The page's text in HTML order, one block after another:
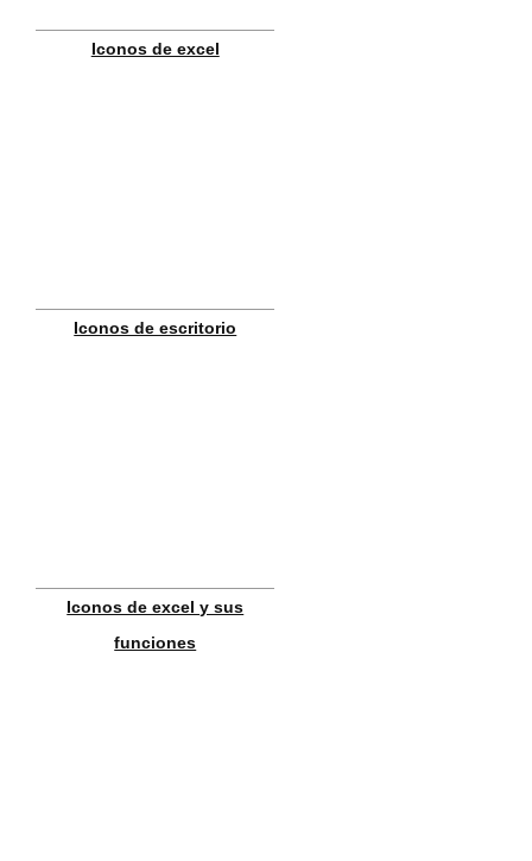
Iconos de excel
Iconos de escritorio
Iconos de excel y sus
funciones